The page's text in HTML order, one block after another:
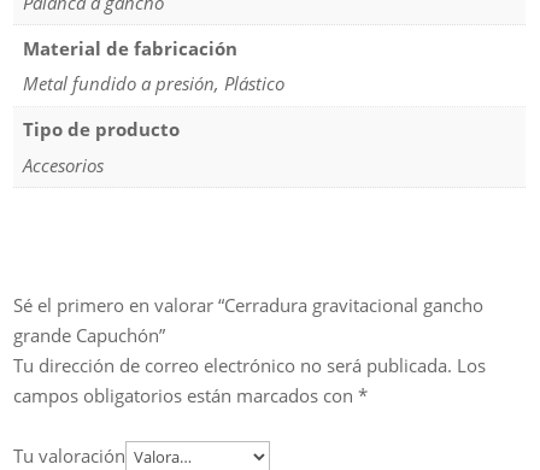
Material de fabricación
Metal fundido a presión, Plástico
Tipo de producto
Accesorios
Sé el primero en valorar “Cerradura gravitacional gancho
grande Capuchón”
Tu dirección de correo electrónico no será publicada. Los
campos obligatorios están marcados con*
Tu valoración